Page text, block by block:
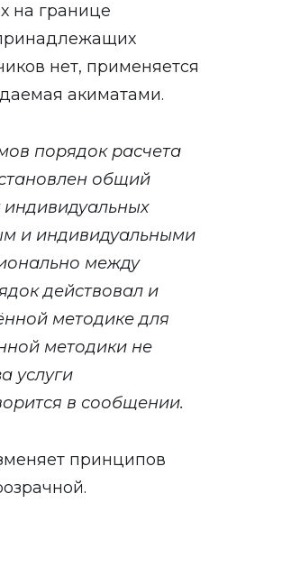
на границе
нет, применяется
акиматами.
порядок расчета
общий
индивидуальных
и индивидуальными
между
действовал и
методике для
методики не
услуги
в сообщении.
принципов